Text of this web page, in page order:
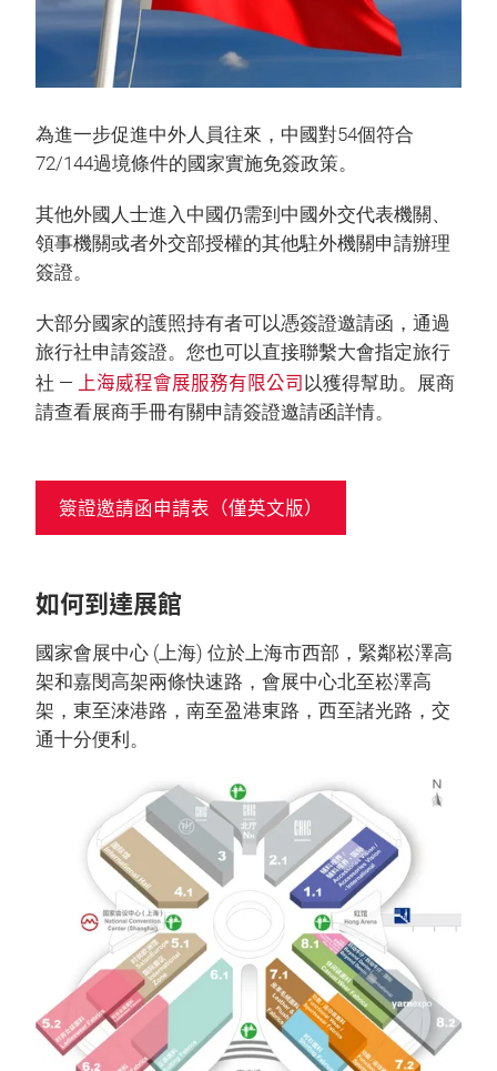
為進一步促進中外人員往來，中國對54個符合
72/144過境條件的國家實施免簽政策。
其他外國人士進入中國仍需到中國外交代表機關、
領事機關或者外交部授權的其他駐外機關申請辦理
簽證。
大部分國家的護照持有者可以憑簽證邀請函，通過
旅行社申請簽證。您也可以直接聯繫大會指定旅行
社 — 上海威程會展服務有限公司以獲得幫助。展商
請查看展商手冊有關申請簽證邀請函詳情。
簽證邀請函申請表（僅英文版）
如何到達展館
國家會展中心 (上海) 位於上海市西部，緊鄰崧澤高
架和嘉閔高架兩條快速路，會展中心北至崧澤高
架，東至淶港路，南至盈港東路，西至諸光路，交
通十分便利。